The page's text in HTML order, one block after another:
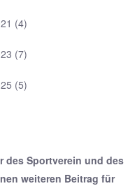
(4)
(7)
(5)
des Sportverein und des
weiteren Beitrag für